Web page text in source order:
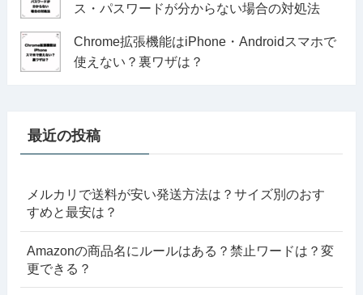
ス・パスワードが分からない場合の対処法
Chrome拡張機能はiPhone・Androidスマホで
使えない？裏ワザは？
最近の投稿
メルカリで送料が安い発送方法は？サイズ別のおす
すめと最安は？
Amazonの商品名にルールはある？禁止ワードは？変
更できる？